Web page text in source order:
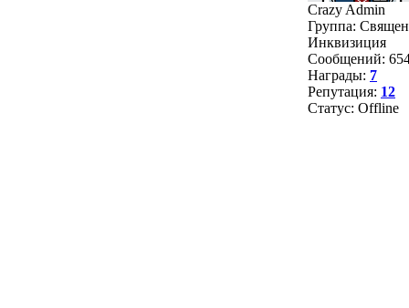
Crazy Admin
Группа:
Инквизиция
Сообщений:
Награды: 7
Репутация: 12
Статус: Offline